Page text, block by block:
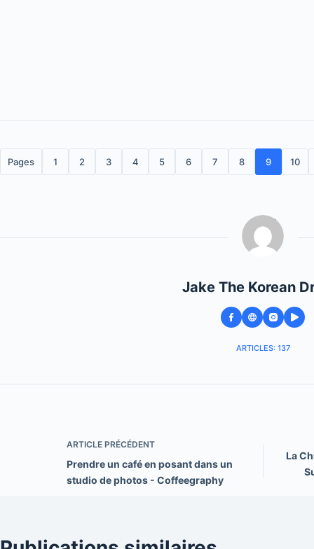
Pages 1 2 3 4 5 6 7 8 9 10
Jake The Korean
ARTICLES: 137
ARTICLE PRÉCÉDENT
Prendre un café en posant dans un
studio de photos - Coffeegraphy
La